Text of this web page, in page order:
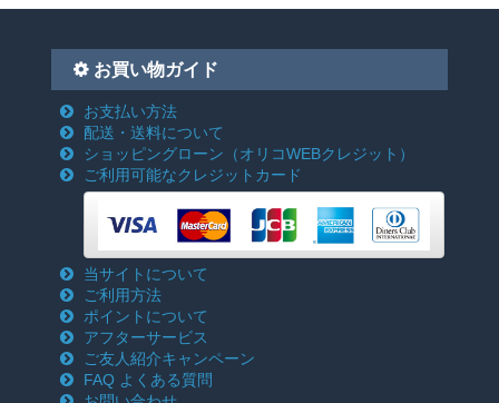
お買い物ガイド
お支払い方法
配送・送料について
ショッピングローン （オリコWEBクレジット）
ご利用可能なクレジットカード
当サイトについて
ご利用方法
ポイントについて
アフターサービス
ご友人紹介キャンペーン
FAQ よくある質問